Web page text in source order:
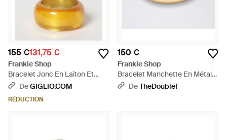
155 €131,75 €
Frankie Shop
Bracelet Jonc En Laiton Et
Résine - Jaune
DeGIGLIO.COM
RÉDUCTION
150 €
Frankie Shop
Bracelet Manchette En Métal
Doré - Métallisé
DeTheDoubleF